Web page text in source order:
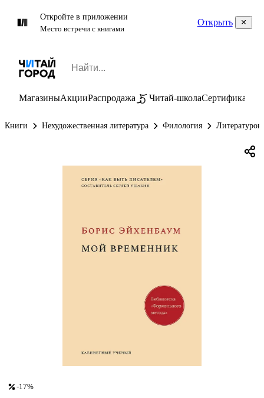
Откройте в приложении
Место встречи с книгами
Открыть
МагазиныАкцииРаспродажа Читай-школаСертификаты
Книги Нехудожественная литература Филология
-17%